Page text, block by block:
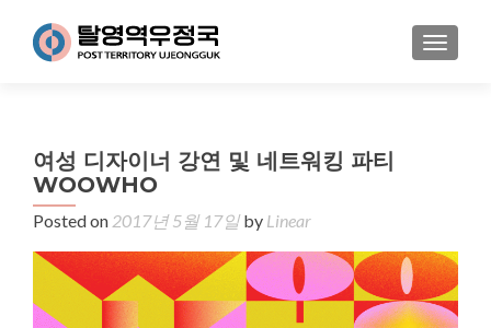
MENU
여성 디자이너 강연 및 네트워킹 파티
WOOWHO
Posted on 2017년 5월 17일by Linear